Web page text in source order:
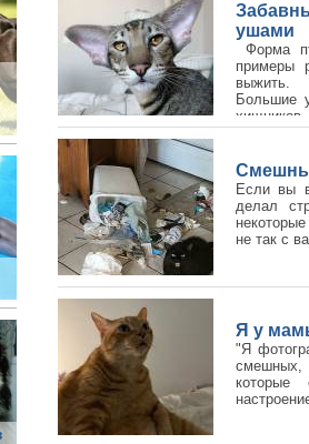
ушами
Форма
примеры
выжить.
Большие
аксессуа!
Если вы
делал
не так с
Я у
"Я